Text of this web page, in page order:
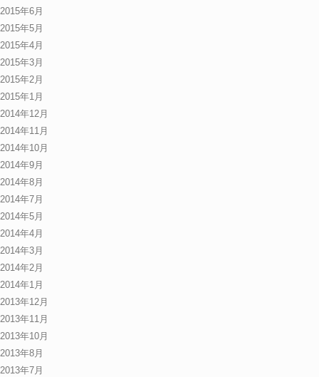
2015年6月
2015年5月
2015年4月
2015年3月
2015年2月
2015年1月
2014年12月
2014年11月
2014年10月
2014年9月
2014年8月
2014年7月
2014年5月
2014年4月
2014年3月
2014年2月
2014年1月
2013年12月
2013年11月
2013年10月
2013年8月
2013年7月